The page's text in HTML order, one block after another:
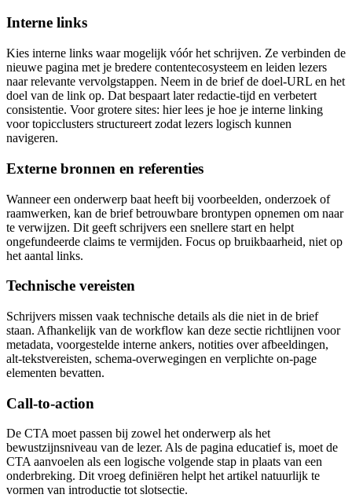
Interne links
Kies interne links waar mogelijk vóór het schrijven. Ze verbinden de
nieuwe pagina met je bredere contentecosysteem en leiden lezers
naar relevante vervolgstappen. Neem in de brief de doel-URL en het
doel van de link op. Dat bespaart later redactie‑tijd en verbetert
consistentie. Voor grotere sites: hier lees je hoe je interne linking
voor topicclusters structureert zodat lezers logisch kunnen
navigeren.
Externe bronnen en referenties
Wanneer een onderwerp baat heeft bij voorbeelden, onderzoek of
raamwerken, kan de brief betrouwbare brontypen opnemen om naar
te verwijzen. Dit geeft schrijvers een snellere start en helpt
ongefundeerde claims te vermijden. Focus op bruikbaarheid, niet op
het aantal links.
Technische vereisten
Schrijvers missen vaak technische details als die niet in de brief
staan. Afhankelijk van de workflow kan deze sectie richtlijnen voor
metadata, voorgestelde interne ankers, notities over afbeeldingen,
alt‑tekstvereisten, schema‑overwegingen en verplichte on‑page
elementen bevatten.
Call‑to‑action
De CTA moet passen bij zowel het onderwerp als het
bewustzijnsniveau van de lezer. Als de pagina educatief is, moet de
CTA aanvoelen als een logische volgende stap in plaats van een
onderbreking. Dit vroeg definiëren helpt het artikel natuurlijk te
vormen van introductie tot slotsectie.